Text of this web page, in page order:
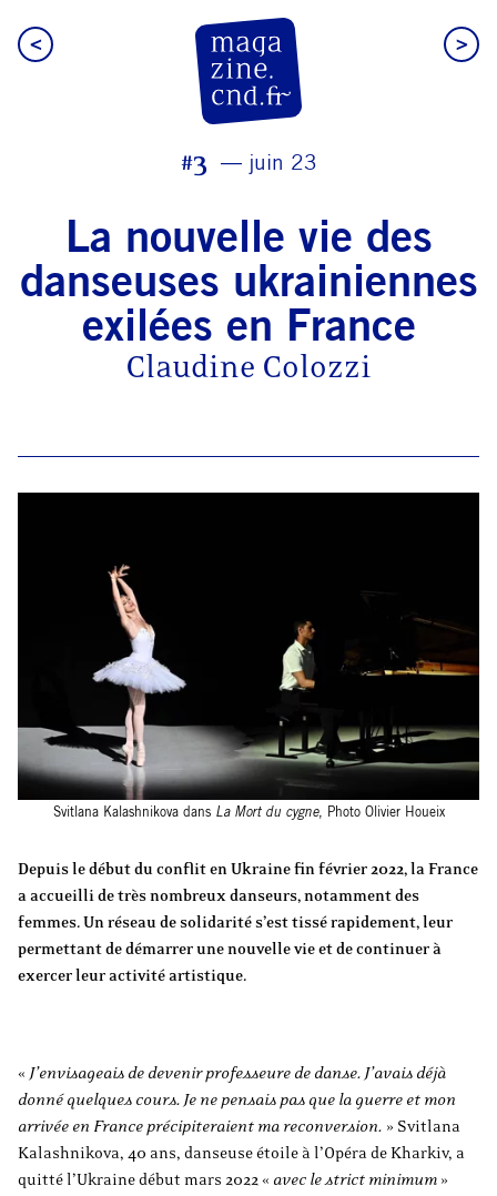
< >
#3 juin 23
La nouvelle vie des
danseuses ukrainiennes
exilées en France
Claudine Colozzi
Svitlana Kalashnikova dans La Mort du cygne, Photo Olivier Houeix
Depuis le début du conflit en Ukraine fin février 2022, la France
a accueilli de très nombreux danseurs, notamment des
femmes. Un réseau de solidarité s’est tissé rapidement, leur
permettant de démarrer une nouvelle vie et de continuer à
exercer leur activité artistique.
« J’envisageais de devenir professeure de danse. J’avais déjà
donné quelques cours. Je ne pensais pas que la guerre et mon
arrivée en France précipiteraient ma reconversion. » Svitlana
Kalashnikova, 40 ans, danseuse étoile à l’Opéra de Kharkiv, a
quitté l’Ukraine début mars 2022 « avec le strict minimum »